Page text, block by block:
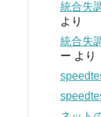
統合失
より
統合失
ー より